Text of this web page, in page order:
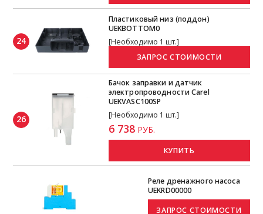
24
Пластиковый низ (поддон)
UEKBOTTOM0
[Необходимо 1 шт.]
26
Бачок заправки и датчик
электропроводности Carel
UEKVASC100SP
[Необходимо 1 шт.]
6 738РУБ.
КУПИТЬ
Реле дренажного насоса
UEKRD00000